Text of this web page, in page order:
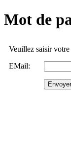
Mot de
Veuillez saisir
EMail: